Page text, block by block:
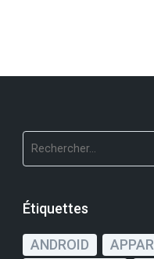
Rechercher :
Étiquettes
ANDROID